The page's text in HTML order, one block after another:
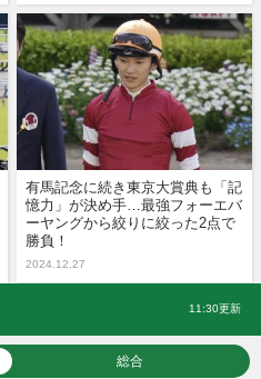
有馬記念に続き東京大賞典も「記
憶力」が決め手…最強フォーエバ
ーヤングから絞りに絞った2点で
勝負！
2024.12.27
11:30更新
総合